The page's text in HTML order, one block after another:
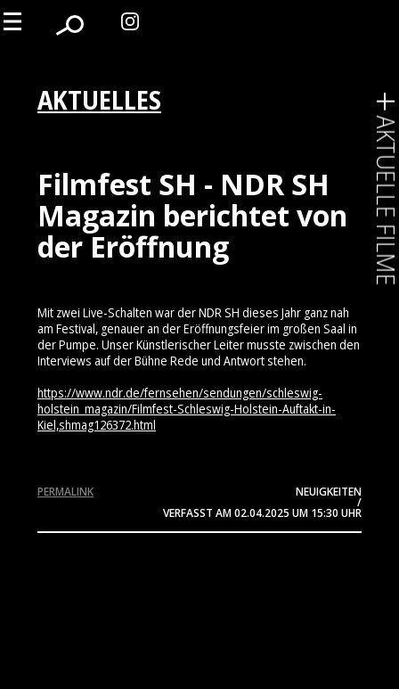
AKTUELLES
Filmfest SH - NDR SH
Magazin berichtet von
der Eröffnung
Mit zwei Live-Schalten war der NDR SH dieses Jahr ganz nah
am Festival, genauer an der Eröffnungsfeier im großen Saal in
der Pumpe. Unser Künstlerischer Leiter musste zwischen den
Interviews auf der Bühne Rede und Antwort stehen.
https://www.ndr.de/fernsehen/sendungen/schleswig-
holstein_magazin/Filmfest-Schleswig-Holstein-Auftakt-in-
Kiel,shmag126372.html
NEUIGKEITEN
/
VERFASST AM02.04.2025 UM 15:30 UHR
PERMALINK